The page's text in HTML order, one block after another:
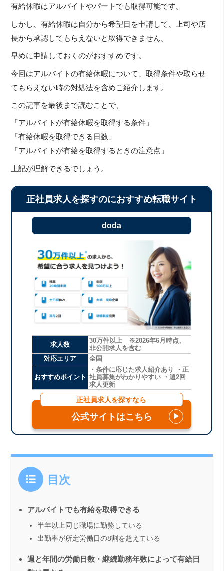
有給休暇はアルバイトやパートでも取得可能です。
しかし、有給休暇は自分から希望日を申請して、上司や店
長から承認してもらえないと取得できません。
早めに申請しておくのがおすすめです。
今回はアルバイトの有給休暇について、取得条件や取らせ
てもらえない時の対処法を含めご紹介します。
この記事を最後まで読むことで、
「アルバイトが有給休暇を取得する条件」
「有給休暇を取得できる日数」
「アルバイトが有給を取得するときの注意点」
上記が理解できるでしょう。
正社員求人を探すのにおすすめ転職サイト
doda
求人数
30万件以上 ※2026年6月時点、
非公開求人を含む
対応エリア
全国
おすすめポイント
・条件に応じた求人紹介あり ・正
社員募集がわかりやすい ・週2回
求人更新
正社員求人を探すなら
公式サイトはこちら ▶
目次
アルバイトでも有給を取得できる
半年以上同じ職場に勤務している
出勤率が所定労働日の8割を超えている
週と年間の労働日数・継続勤務年数によって有給日